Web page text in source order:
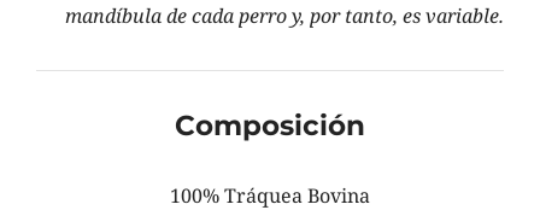
mandíbula de cada perro y, por tanto, es variable.
Composición
100% Tráquea Bovina